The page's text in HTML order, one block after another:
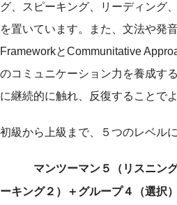
グ、スピーキング、リーディング
を置いています。また、文法や発
FrameworkとCommunitative
のコミュニケーション力を養成す
に継続的に触れ、反復することで
初級から上級まで、５つのレベル
マンツーマン５（リスニング
ーキング２）＋グループ４（選択